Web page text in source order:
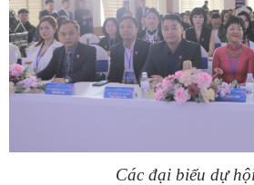
Các đại biểu dự